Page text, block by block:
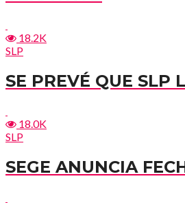
18.2K
SLP
SE PREVÉ QUE SLP
18.0K
SLP
SEGE ANUNCIA